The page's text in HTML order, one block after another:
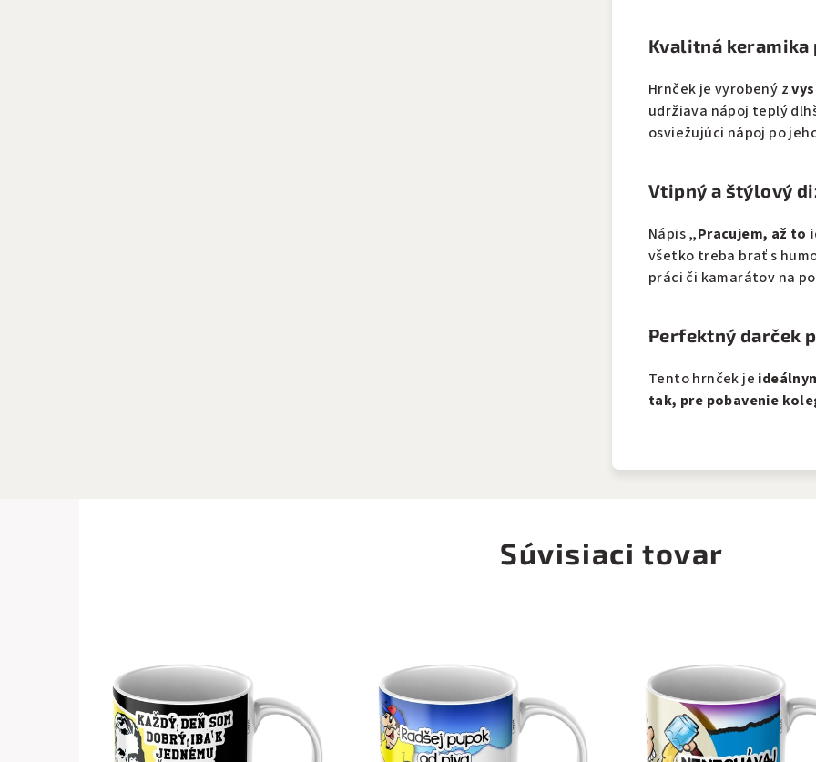
Kvalitná keramika
Hrnček je vyrobený z
udržiava nápoj teplý
osviežujúci nápoj po
Vtipný a štýlový
Nápis„Pracujem, až to
všetko treba brať s
práci či kamarátov na
Perfektný darček
Tento hrnček je
tak, pre pobavenie
Súvisiaci tovar